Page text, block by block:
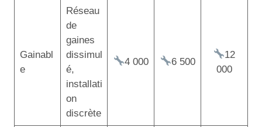
Gainabl
e
Réseau
de
gaines
dissimul
é,
installati
on
discrète
4 000 6 500
12
000